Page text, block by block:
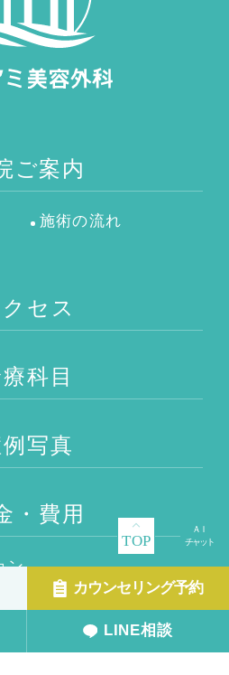
TOP
カウンセリング予約
LINE相談
ご案内
施術の流れ
セス
科目
写真
・費用
ン